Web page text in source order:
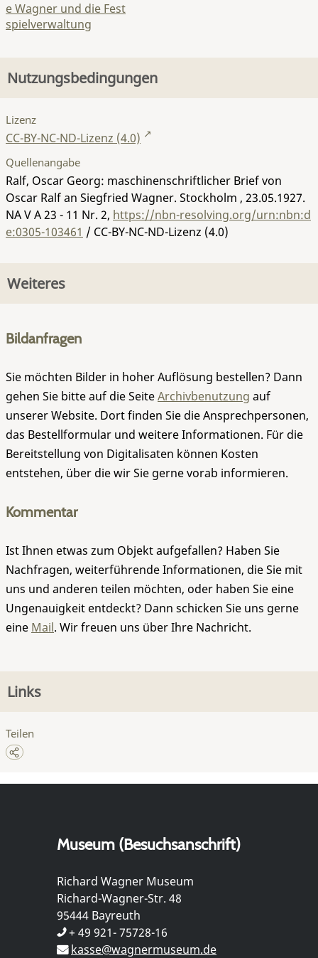
e Wagner und die Fest
spielverwaltung
Nutzungsbedingungen
Lizenz
CC-BY-NC-ND-Lizenz (4.0)
Quellenangabe
Ralf, Oscar Georg: maschinenschriftlicher Brief von
Oscar Ralf an Siegfried Wagner. Stockholm , 23.05.1927.
NA V A 23 - 11 Nr. 2, https://nbn-resolving.org/urn:nbn:d
e:0305-103461 / CC-BY-NC-ND-Lizenz (4.0)
Weiteres
Bildanfragen
Sie möchten Bilder in hoher Auflösung bestellen? Dann
gehen Sie bitte auf die SeiteArchivbenutzung auf
unserer Website. Dort finden Sie die Ansprechpersonen,
das Bestellformular und weitere Informationen. Für die
Bereitstellung von Digitalisaten können Kosten
entstehen, über die wir Sie gerne vorab informieren.
Kommentar
Ist Ihnen etwas zum Objekt aufgefallen? Haben Sie
Nachfragen, weiterführende Informationen, die Sie mit
uns und anderen teilen möchten, oder haben Sie eine
Ungenauigkeit entdeckt? Dann schicken Sie uns gerne
eine Mail. Wir freuen uns über Ihre Nachricht.
Links
Teilen
Museum (Besuchsanschrift)
Richard Wagner Museum
Richard-Wagner-Str. 48
95444 Bayreuth
+ 49 921- 75728-16
kasse@wagnermuseum.de